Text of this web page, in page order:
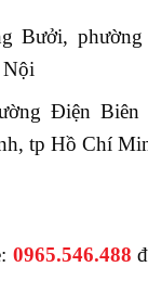
Bưởi,
Điện Biên
tp Hồ Chí
0965.546.488